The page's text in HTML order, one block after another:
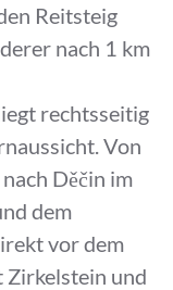
Reitsteig
nach 1 km
rechtsseitig
Von
Děčin im
dem
vor dem
Zirkelstein und